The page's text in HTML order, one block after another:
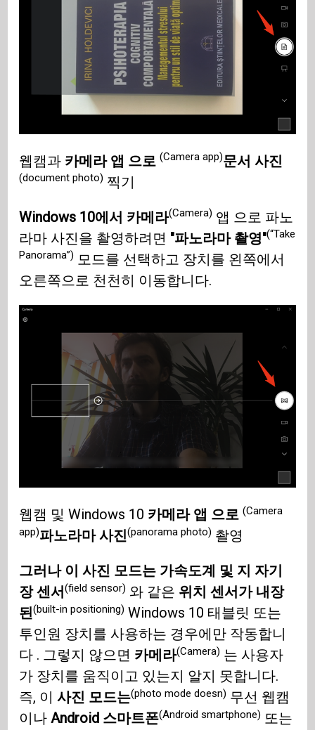
웹캠과 카메라 앱 으로(Camera app)문서 사진
(document photo) 찍기
Windows 10에서 카메라(Camera) 앱 으로 파노
라마 사진을 촬영하려면 "파노라마 촬영"(“Take
Panorama”) 모드를 선택하고 장치를 왼쪽에서
오른쪽으로 천천히 이동합니다.
웹캠 및 Windows 10 카메라 앱 으로(Camera
app)파노라마 사진(panorama photo) 촬영
그러나 이 사진 모드는 가속도계 및 지 자기
장 센서(field sensor) 와 같은 위치 센서가 내장
된(built-in positioning) Windows 10 태블릿 또는
투인원 장치를 사용하는 경우에만 작동합니
다 . 그렇지 않으면 카메라(Camera) 는 사용자
가 장치를 움직이고 있는지 알지 못합니다.
즉, 이사진 모드는(photo mode doesn) 무선 웹캠
이나Android 스마트폰(Android smartphone) 또는